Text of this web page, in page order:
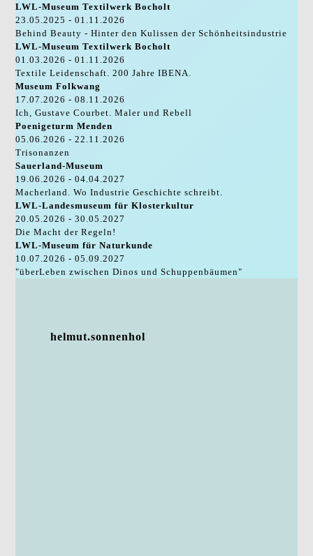
LWL-Museum Textilwerk Bocholt
23.05.2025 - 01.11.2026
Behind Beauty - Hinter den Kulissen der Schönheitsindustrie
LWL-Museum Textilwerk Bocholt
01.03.2026 - 01.11.2026
Textile Leidenschaft. 200 Jahre IBENA.
Museum Folkwang
17.07.2026 - 08.11.2026
Ich, Gustave Courbet. Maler und Rebell
Poenigeturm Menden
05.06.2026 - 22.11.2026
Trisonanzen
Sauerland-Museum
19.06.2026 - 04.04.2027
Macherland. Wo Industrie Geschichte schreibt.
LWL-Landesmuseum für Klosterkultur
20.05.2026 - 30.05.2027
Die Macht der Regeln!
LWL-Museum für Naturkunde
10.07.2026 - 05.09.2027
"überLeben zwischen Dinos und Schuppenbäumen"
helmut.sonnenhol